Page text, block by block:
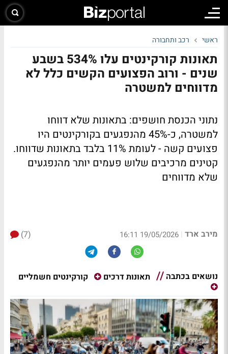
ראשי רכב ותחבורה
תאונות קורקינטים עלו 534% בשבע
שנים - ורוב הפצועים הקשים כלל לא
מדווחים למשטרה
נתוני הכנסת חושפים: בתאונות שלא דווחו
למשטרה, כ-45% מהנפגעים בקורקינטים היו
פצועים קשה - לעומת 11% בלבד בתאונות שדווחו.
קטינים מרכיבים שלוש פעמים יותר מהנפגעים
שלא מדווחים
מירב ארד |
19/05/2026 16:11
(7)
נושאים בכתבה תאונות דרכים קורקינטים חשמליים